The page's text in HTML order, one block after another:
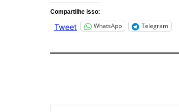
Compartilhe isso:
Tweet WhatsApp Telegram